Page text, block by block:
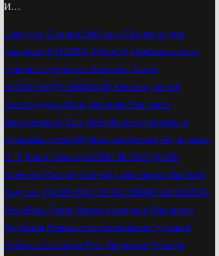
И…
2 августа 22 июня 1941 года 220 лет со дня
рождения 8 МАРТА 9 Мая Vf »Библия и отцы
Церкви о здоровье и болезнях Акция
АЛЕКСАНДР НЕВСКИЙ Алексин алерий
Виноградов альбом Баранова Елизавета
Бессмертный Полк Библейские афоризмы и
афоризмы отцов Церкви о медицине Бодрединов
В. Т. Бориc Играев БОРИС ИГРАЕВ БОТЬ
Валерий Маслов Валерий Савостьянов Валерий
Ходулин ВЕЛИКАЯ ОТЕЧЕСТВЕННАЯ ВОЙНА
Вилейчик Денис Витки и спирали Владимир
Родионов Военные связисты земли тульской
Военные связисты Тулы Вручение Встреча